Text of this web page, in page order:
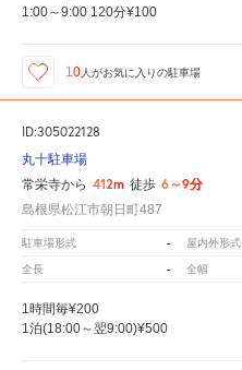
1:00～9:00 120分¥100
10人がお気に入りの駐車場
ID:305022128
丸十駐車場
常栄寺から 412m 徒歩 6～9分
島根県松江市朝日町487
駐車場形式 - 屋内外形式
全長 - 全幅
1時間毎¥200
1泊(18:00～翌9:00)¥500